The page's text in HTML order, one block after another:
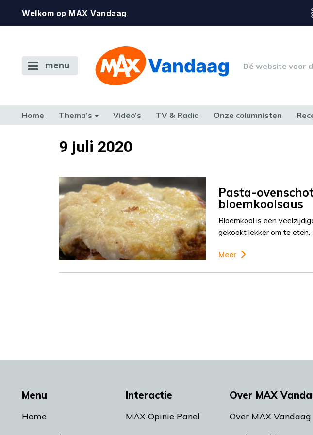
Welkom op MAX Vandaag
menu Dé website voor
Home Thema’s Video’s TV & Radio Onze columnisten
TERUG NAAR TOEN9 juli 2020
Pasta-
bloemkoolsaus
Bloemkool is een
gekookt lekker om te
Meer
Menu
Home
Interactie
MAX Opinie Panel
Over MAX
Over MAX Vandaag